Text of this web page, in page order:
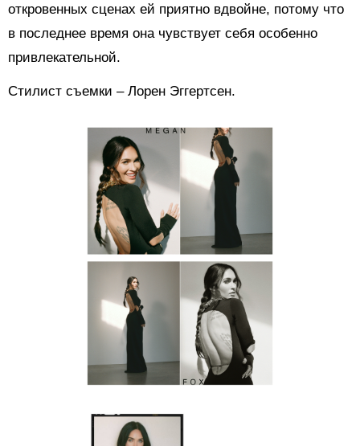
откровенных сценах ей приятно вдвойне, потому что
в последнее время она чувствует себя особенно
привлекательной.
Стилист съемки – Лорен Эггертсен.